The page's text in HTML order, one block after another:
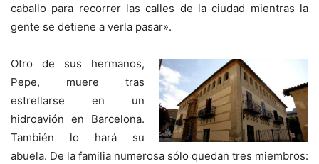
caballo para recorrer las calles de la ciudad mientras la
gente se detiene a verla pasar».
Otro de sus hermanos,
Pepe, muere tras
estrellarse en un
hidroavión en Barcelona.
También lo hará su
abuela. De la familia numerosa sólo quedan tres miembros: